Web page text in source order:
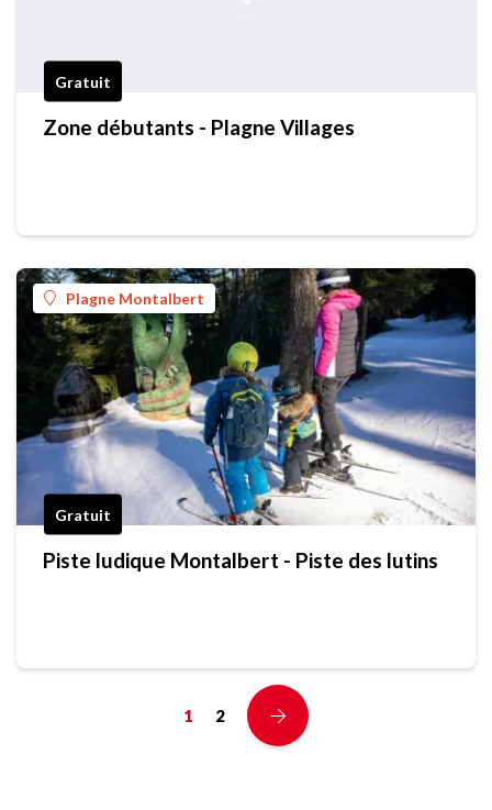
Gratuit
Zone débutants - Plagne Villages
Plagne Montalbert
Gratuit
Piste ludique Montalbert - Piste des lutins
1 2